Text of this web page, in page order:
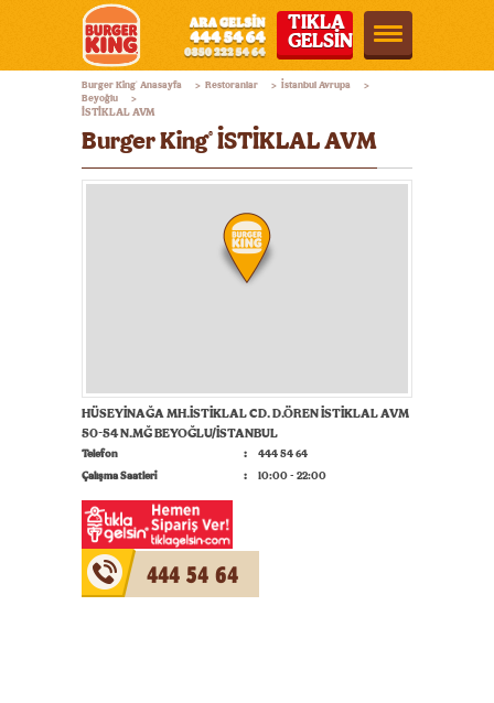
Burger
King®
TIKLA
GELSİN
Burger King® Anasayfa > Restoranlar > İstanbul Avrupa
>
Beyoğlu
>
İSTİKLAL AVM
Burger King® İSTİKLAL AVM
HÜSEYİNAĞA MH.İSTİKLAL CD. D.ÖREN İSTİKLAL AVM
50-54 N.MĞ BEYOĞLU/İSTANBUL
Telefon
444 54 64
Çalışma Saatleri
10:00 - 22:00
444 54 64